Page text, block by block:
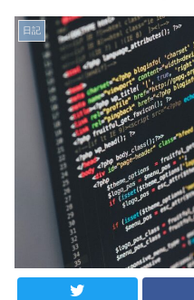
日記